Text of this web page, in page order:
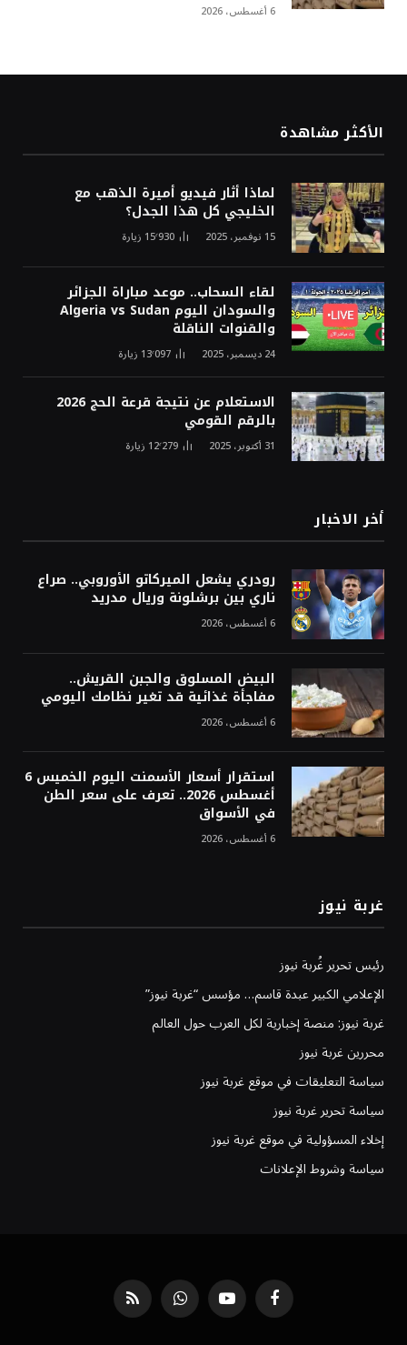
6 أغسطس، 2026
الأكثر مشاهدة
لماذا أثار فيديو أميرة الذهب مع
الخليجي كل هذا الجدل؟
15 نوفمبر، 2025 15٬930 زيارة
لقاء السحاب.. موعد مباراة الجزائر
والسودان اليوم Algeria vs Sudan
والقنوات الناقلة
24 ديسمبر، 2025 13٬097 زيارة
الاستعلام عن نتيجة قرعة الحج 2026
بالرقم القومي
31 أكتوبر، 2025 12٬279 زيارة
أخر الاخبار
رودري يشعل الميركاتو الأوروبي.. صراع
ناري بين برشلونة وريال مدريد
6 أغسطس، 2026
البيض المسلوق والجبن القريش..
مفاجأة غذائية قد تغير نظامك اليومي
6 أغسطس، 2026
استقرار أسعار الأسمنت اليوم الخميس 6
أغسطس 2026.. تعرف على سعر الطن
في الأسواق
6 أغسطس، 2026
غربة نيوز
رئيس تحرير غُربة نيوز
الإعلامي الكبير عبدة قاسم… مؤسس “غربة نيوز”
غربة نيوز: منصة إخبارية لكل العرب حول العالم
محررين غربة نيوز
سياسة التعليقات في موقع غربة نيوز
سياسة تحرير غربة نيوز
إخلاء المسؤولية في موقع غربة نيوز
سياسة وشروط الإعلانات
فيسبوك يوتيوب واتساب RSS